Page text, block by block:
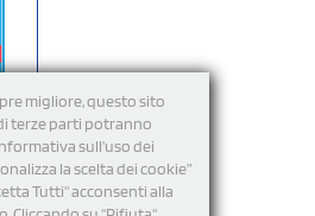
migliore, questo sito
terze parti potranno
sull’uso dei
la scelta dei cookie”
Tutti" acconsenti alla